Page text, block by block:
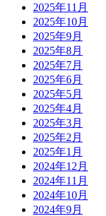
2025年11月
2025年10月
2025年9月
2025年8月
2025年7月
2025年6月
2025年5月
2025年4月
2025年3月
2025年2月
2025年1月
2024年12月
2024年11月
2024年10月
2024年9月